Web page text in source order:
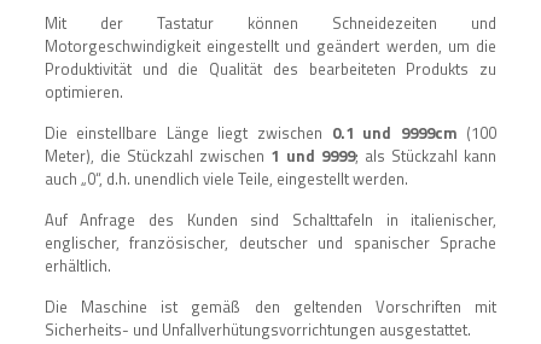
Mit der Tastatur können Schneidezeiten und
Motorgeschwindigkeit eingestellt und geändert werden, um die
Produktivität und die Qualität des bearbeiteten Produkts zu
optimieren.
Die einstellbare Länge liegt zwischen 0.1 und 9999cm (100
Meter), die Stückzahl zwischen 1 und 9999; als Stückzahl kann
auch „0“, d.h. unendlich viele Teile, eingestellt werden.
Auf Anfrage des Kunden sind Schalttafeln in italienischer,
englischer, französischer, deutscher und spanischer Sprache
erhältlich.
Die Maschine ist gemäß den geltenden Vorschriften mit
Sicherheits- und Unfallverhütungsvorrichtungen ausgestattet.